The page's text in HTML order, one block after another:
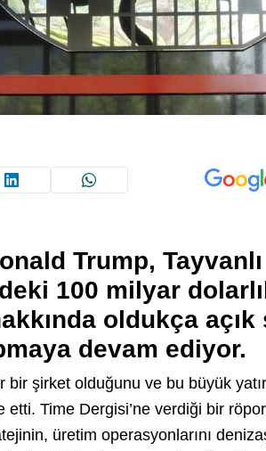
Trump,
100 milyar
oldukça açık
devam ediyor.
bir şirket olduğunu ve bu büyük
etti. Time Dergisi’ne verdiği bir
üretim operasyonlarını